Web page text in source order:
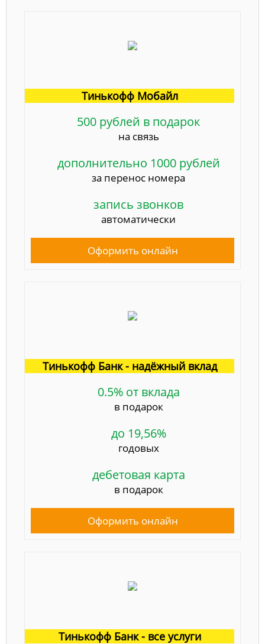
Тинькофф Мобайл
500 рублей в подарок
на связь
дополнительно 1000 рублей
за перенос номера
запись звонков
автоматически
Оформить онлайн
Тинькофф Банк - надёжный вклад
0.5% от вклада
в подарок
до 19,56%
годовых
дебетовая карта
в подарок
Оформить онлайн
Тинькофф Банк - все услуги